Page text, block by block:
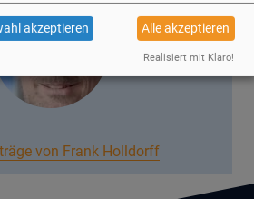
von Frank Holldorff
akzeptieren Alle akzeptieren
Realisiert mit Klaro!